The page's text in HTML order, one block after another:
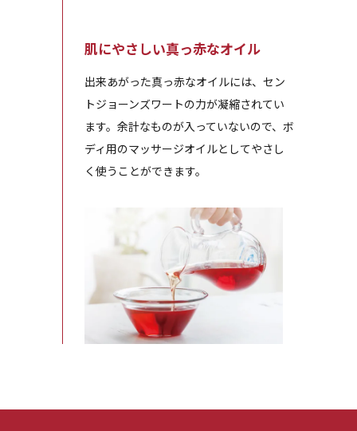
肌にやさしい真っ赤なオイル
出来あがった真っ赤なオイルには、セン
トジョーンズワートの力が凝縮されてい
ます。余計なものが入っていないので、ボ
ディ用のマッサージオイルとしてやさし
く使うことができます。